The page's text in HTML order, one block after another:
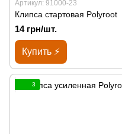
Артикул: 91000-23
Клипса стартовая Polyroot
14 грн/шт.
Купить ⚡
3